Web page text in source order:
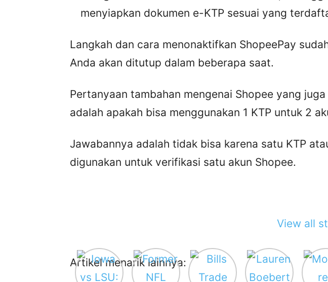
menyiapkan dokumen e-KTP sesuai yang
Langkah dan cara menonaktifkan ShopeePay
Anda akan ditutup dalam beberapa saat.
Pertanyaan tambahan mengenai Shopee yang
adalah apakah bisa menggunakan 1 KTP untuk 2
Jawabannya adalah tidak bisa karena satu KTP
digunakan untuk verifikasi satu akun Shopee.
View all
Artikel menarik lainnya: